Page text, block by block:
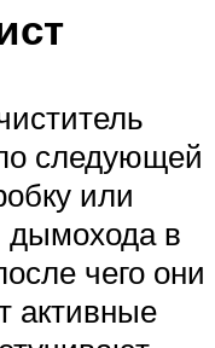
следующей
или
дымохода в
чего они
активные